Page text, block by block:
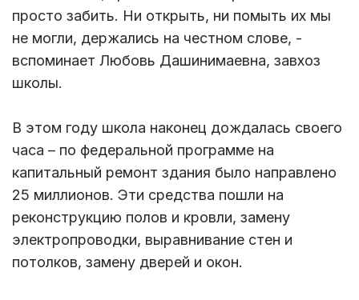
просто забить. Ни открыть, ни помыть их мы
не могли, держались на честном слове, -
вспоминает Любовь Дашинимаевна, завхоз
школы.
В этом году школа наконец дождалась своего
часа – по федеральной программе на
капитальный ремонт здания было направлено
25 миллионов. Эти средства пошли на
реконструкцию полов и кровли, замену
электропроводки, выравнивание стен и
потолков, замену дверей и окон.